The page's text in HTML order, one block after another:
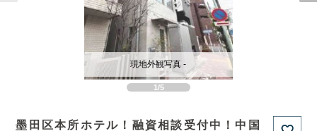
1/5
現地外観写真 -
墨田区本所ホテル！融資相談受付中！中国